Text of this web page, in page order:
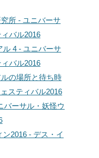
所 - ユニバーサ
バル2016
4 - ユニバーサ
バル2016
の場所と待ち時
スティバル2016
バーサル・妖怪ウ
2016 - デス・イ